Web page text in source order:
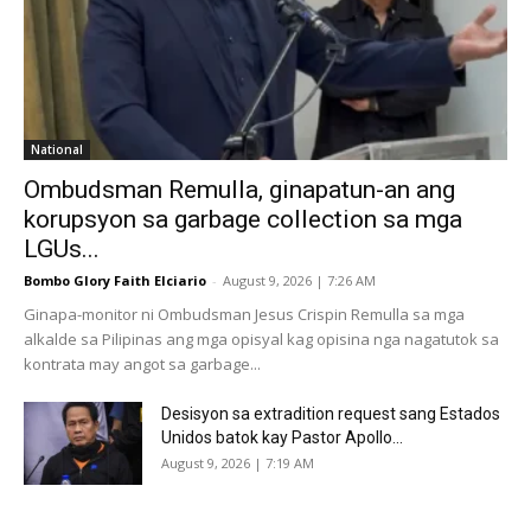
National
Ombudsman Remulla, ginapatun-an ang
korupsyon sa garbage collection sa mga
LGUs...
Bombo Glory Faith Elciario - August 9, 2026 | 7:26 AM
Ginapa-monitor ni Ombudsman Jesus Crispin Remulla sa mga
alkalde sa Pilipinas ang mga opisyal kag opisina nga nagatutok sa
kontrata may angot sa garbage...
Desisyon sa extradition request sang Estados
Unidos batok kay Pastor Apollo...
August 9, 2026 | 7:19 AM